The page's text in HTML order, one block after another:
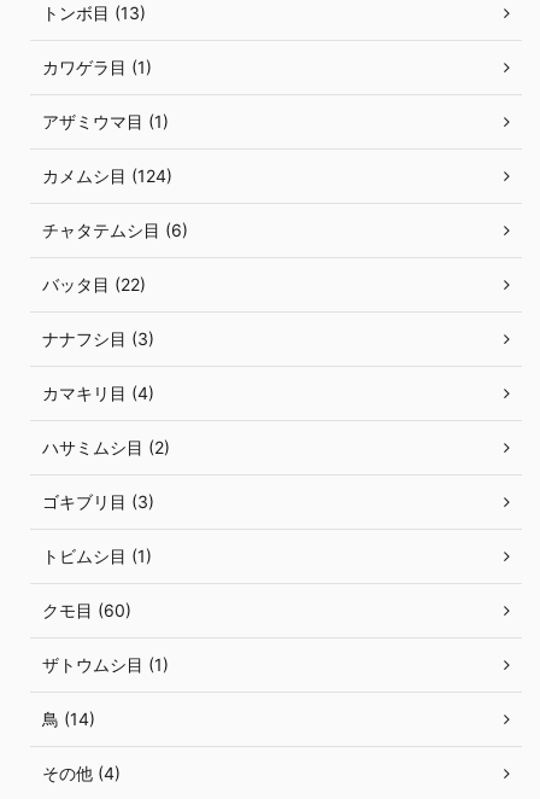
トンボ目 (13)
カワゲラ目 (1)
アザミウマ目 (1)
カメムシ目 (124)
チャタテムシ目 (6)
バッタ目 (22)
ナナフシ目 (3)
カマキリ目 (4)
ハサミムシ目 (2)
ゴキブリ目 (3)
トビムシ目 (1)
クモ目 (60)
ザトウムシ目 (1)
鳥 (14)
その他 (4)